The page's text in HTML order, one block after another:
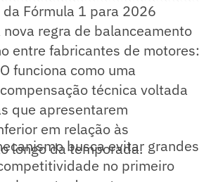
Fórmula 1 para 2026
regra de balanceamento
entre fabricantes de motores:
funciona como uma
técnica voltada
que apresentarem
em relação às
longo da temporada.
busca evitar grandes
no primeiro